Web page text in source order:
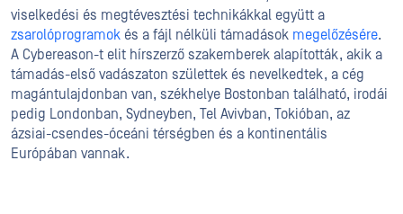
viselkedési és megtévesztési technikákkal együtt a
zsarolóprogramok és a fájl nélküli támadások megelőzésére.
A Cybereason-t elit hírszerző szakemberek alapították, akik a
támadás-első vadászaton születtek és nevelkedtek, a cég
magántulajdonban van, székhelye Bostonban található, irodái
pedig Londonban, Sydneyben, Tel Avivban, Tokióban, az
ázsiai-csendes-óceáni térségben és a kontinentális
Európában vannak.